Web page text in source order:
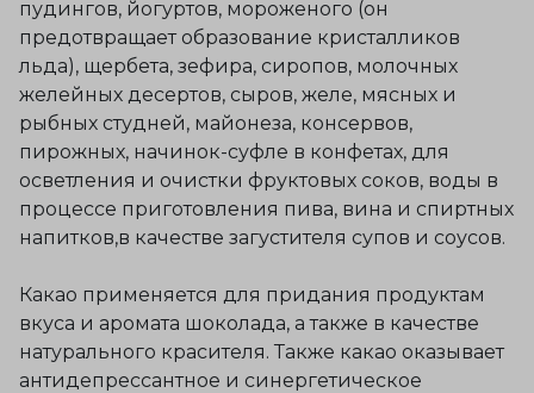
пудингов, йогуртов, мороженого (он
предотвращает образование кристалликов
льда), щербета, зефира, сиропов, молочных
желейных десертов, сыров, желе, мясных и
рыбных студней, майонеза, консервов,
пирожных, начинок-суфле в конфетах, для
осветления и очистки фруктовых соков, воды в
процессе приготовления пива, вина и спиртных
напитков,в качестве загустителя супов и соусов.
Какао применяется для придания продуктам
вкуса и аромата шоколада, а также в качестве
натурального красителя. Также какао оказывает
антидепрессантное и синергетическое